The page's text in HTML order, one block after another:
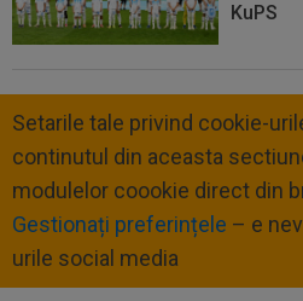
KuPS
Setarile tale privind cookie-
continutul din aceasta
modulelor coookie direct din
Gestionați preferințele – e
urile social media